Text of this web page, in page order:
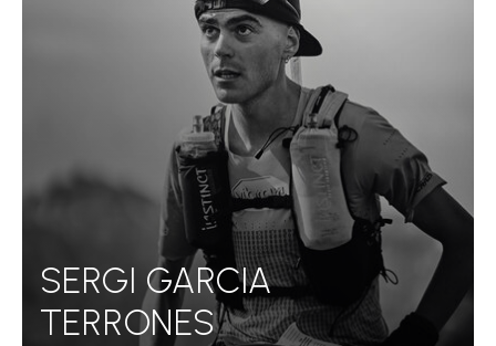
SERGI GARCIA
TERRONES